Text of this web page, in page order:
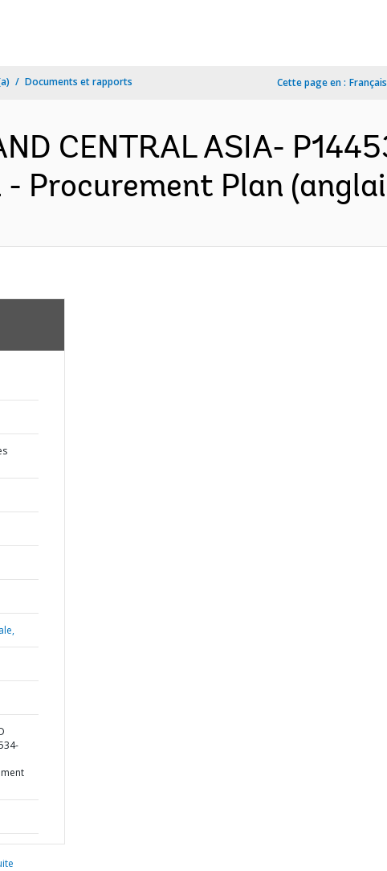
Documents et rapports Cette page en : Français
CENTRAL ASIA-
Procurement Plan